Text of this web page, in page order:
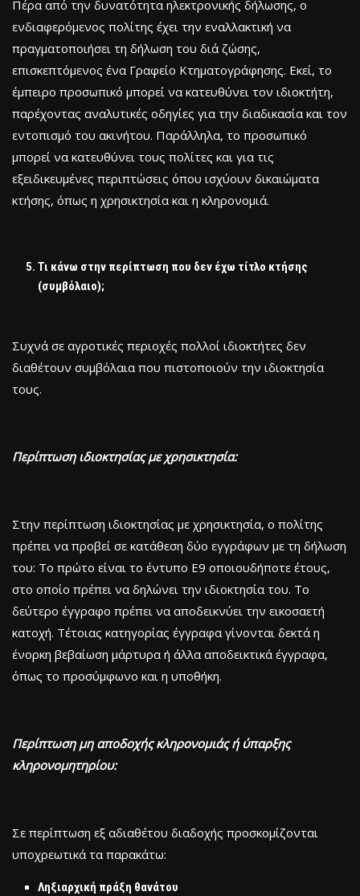
Πέρα από την δυνατότητα ηλεκτρονικής δήλωσης, ο
ενδιαφερόμενος πολίτης έχει την εναλλακτική να
πραγματοποιήσει τη δήλωση του διά ζώσης,
επισκεπτόμενος ένα Γραφείο Κτηματογράφησης. Εκεί, το
έμπειρο προσωπικό μπορεί να κατευθύνει τον ιδιοκτήτη,
παρέχοντας αναλυτικές οδηγίες για την διαδικασία και τον
εντοπισμό του ακινήτου. Παράλληλα, το προσωπικό
μπορεί να κατευθύνει τους πολίτες και για τις
εξειδικευμένες περιπτώσεις όπου ισχύουν δικαιώματα
κτήσης, όπως η χρησικτησία και η κληρονομιά.
Τι κάνω στην περίπτωση που δεν έχω τίτλο κτήσης
(συμβόλαιο);
Συχνά σε αγροτικές περιοχές πολλοί ιδιοκτήτες δεν
διαθέτουν συμβόλαια που πιστοποιούν την ιδιοκτησία
τους.
Περίπτωση ιδιοκτησίας με χρησικτησία:
Στην περίπτωση ιδιοκτησίας με χρησικτησία, ο πολίτης
πρέπει να προβεί σε κατάθεση δύο εγγράφων με τη δήλωση
του: Το πρώτο είναι το έντυπο Ε9 οποιουδήποτε έτους,
στο οποίο πρέπει να δηλώνει την ιδιοκτησία του. Το
δεύτερο έγγραφο πρέπει να αποδεικνύει την εικοσαετή
κατοχή. Τέτοιας κατηγορίας έγγραφα γίνονται δεκτά η
ένορκη βεβαίωση μάρτυρα ή άλλα αποδεικτικά έγγραφα,
όπως το προσύμφωνο και η υποθήκη.
Περίπτωση μη αποδοχής κληρονομιάς ή ύπαρξης
κληρονομητηρίου:
Σε περίπτωση εξ αδιαθέτου διαδοχής προσκομίζονται
υποχρεωτικά τα παρακάτω:
Ληξιαρχική πράξη θανάτου